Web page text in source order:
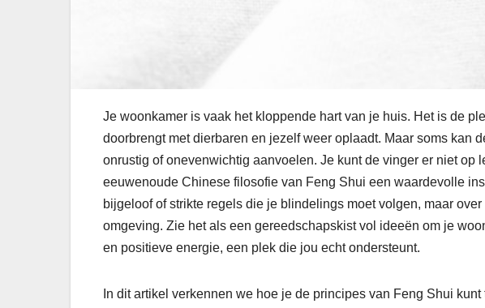
Je woonkamer is vaak het kloppende hart van je huis. Het is de
doorbrengt met dierbaren en jezelf weer oplaadt. Maar soms kan
onrustig of onevenwichtig aanvoelen. Je kunt de vinger er niet op
eeuwenoude Chinese filosofie van Feng Shui een waardevolle
bijgeloof of strikte regels die je blindelings moet volgen, maar
omgeving. Zie het als een gereedschapskist vol ideeën om je
en positieve energie, een plek die jou echt ondersteunt.
In dit artikel verkennen we hoe je de principes van Feng Shui